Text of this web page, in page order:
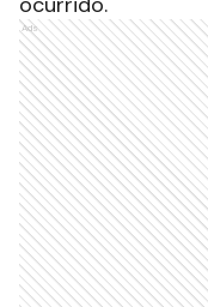
La empresa
disculpas por las
ocasionadas,
ocurrido.
Ads